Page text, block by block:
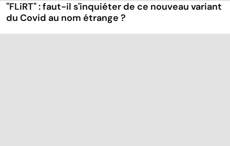
"FLiRT" : faut-il s'inquiéter de ce nouveau variant
du Covid au nom étrange ?